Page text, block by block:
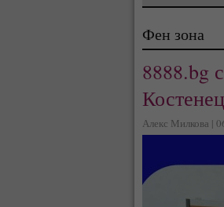
Фен зона
8888.bg
Костенец
Алекс Милкова |